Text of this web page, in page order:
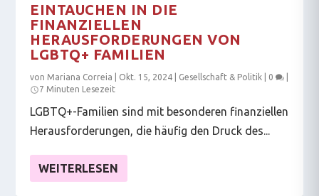
EINTAUCHEN IN DIE
FINANZIELLEN
HERAUSFORDERUNGEN VON
LGBTQ+ FAMILIEN
von Mariana Correia Okt. 15, 2024 Gesellschaft & Politik 0
7 Minuten Lesezeit
LGBTQ+-Familien sind mit besonderen finanziellen
Herausforderungen, die häufig den Druck des...
WEITERLESEN